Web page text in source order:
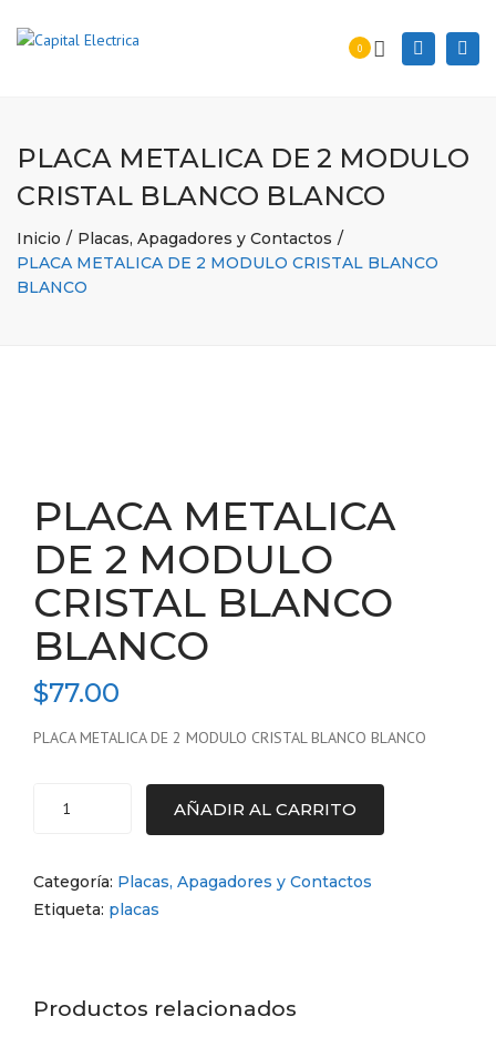
0 Search
PLACA METALICA DE 2 MODULO
CRISTAL BLANCO BLANCO
Inicio
Placas, Apagadores y Contactos
PLACA METALICA DE 2 MODULO CRISTAL BLANCO
BLANCO
PLACA METALICA
DE 2 MODULO
CRISTAL BLANCO
BLANCO
$77.00
PLACA METALICA DE 2 MODULO CRISTAL BLANCO BLANCO
PLACA
2
MODULO
cantidad
AÑADIR AL CARRITO
Categoría: Placas, Apagadores y Contactos
Etiqueta: placas
Productos relacionados